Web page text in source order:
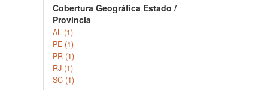
Cobertura Geográfica Estado /
Província
AL (1)
PE (1)
PR (1)
RJ (1)
SC (1)